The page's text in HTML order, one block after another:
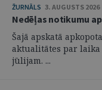
ŽURNĀLS 3. AUGUSTS
Nedēļas notikumu
Šajā apskatā
aktualitātes par laika
jūlijam. ...